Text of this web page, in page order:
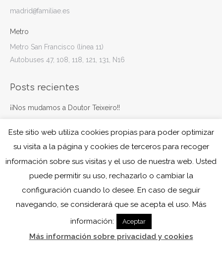
madrid@familiae.es
Metro
Metro San Francisco (línea 11)
Autobuses 47, 108, 118, 121, 131, N16
Posts recientes
¡¡Nos mudamos a Doutor Teixeiro!!
Navegando juntos
octubre 7, 2024
Este sitio web utiliza cookies propias para poder optimizar
su visita a la página y cookies de terceros para recoger
información sobre sus visitas y el uso de nuestra web. Usted
puede permitir su uso, rechazarlo o cambiar la
configuración cuando lo desee. En caso de seguir
navegando, se considerará que se acepta el uso. Más
información:
Aceptar
Más información sobre privacidad y cookies